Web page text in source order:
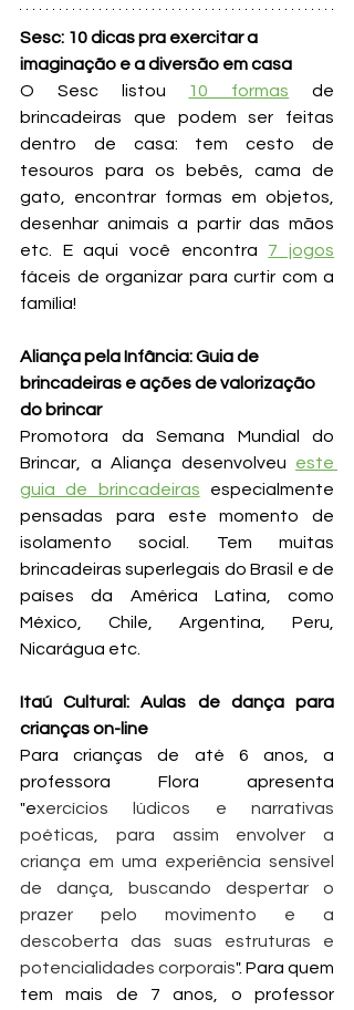
Sesc: 10 dicas pra exercitar a
imaginação e a diversão em casa
O Sesc listou 10 formas de
brincadeiras que podem ser feitas
dentro de casa: tem cesto de
tesouros para os bebês, cama de
gato, encontrar formas em objetos,
desenhar animais a partir das mãos
etc. E aqui você encontra 7 jogos
fáceis de organizar para curtir com a
família!
Aliança pela Infância: Guia de
brincadeiras e ações de valorização
do brincar
Promotora da Semana Mundial do
Brincar, a Aliança desenvolveu este
guia de brincadeiras especialmente
pensadas para este momento de
isolamento social. Tem muitas
brincadeiras superlegais do Brasil e de
países da América Latina, como
México, Chile, Argentina, Peru,
Nicarágua etc.
Itaú Cultural: Aulas de dança para
crianças on-line
Para crianças de até 6 anos, a
professora Flora apresenta
"exercícios lúdicos e narrativas
poéticas, para assim envolver a
criança em uma experiência sensível
de dança, buscando despertar o
prazer pelo movimento e a
descoberta das suas estruturas e
potencialidades corporais". Para quem
tem mais de 7 anos, o professor